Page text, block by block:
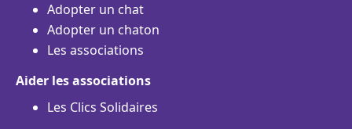
Adopter un chat
Adopter un chaton
Les associations
Aider les associations
Les Clics Solidaires